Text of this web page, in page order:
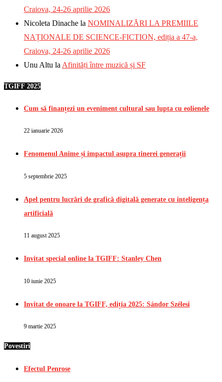
Craiova, 24-26 aprilie 2026
Nicoleta Dinache la NOMINALIZĂRI LA PREMIILE
NAȚIONALE DE SCIENCE-FICTION, ediția a 47-a,
Craiova, 24-26 aprilie 2026
Unu Altu la Afinități între muzică și SF
TGIFF 2025
Cum să finanțezi un eveniment cultural sau lupta cu eolienele
22 ianuarie 2026
Fenomenul Anime și impactul asupra tinerei generații
5 septembrie 2025
Apel pentru lucrări de grafică digitală generate cu inteligența
artificială
11 august 2025
Invitat special online la TGIFF: Stanley Chen
10 iunie 2025
Invitat de onoare la TGIFF, ediția 2025: Sándor Szélesi
9 martie 2025
Povestiri
Efectul Penrose